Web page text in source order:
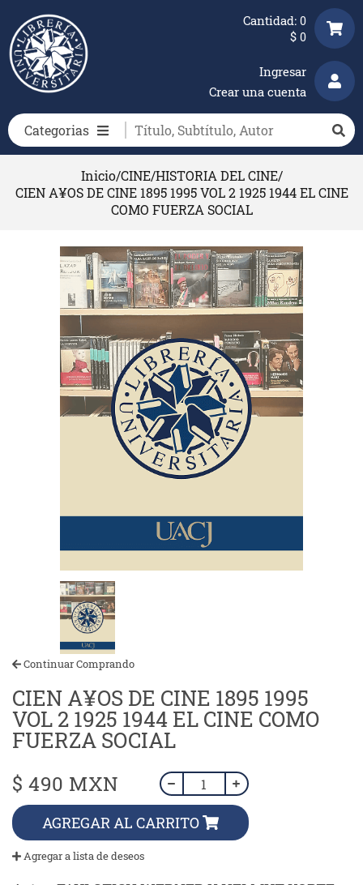
Categorias
Ingresar
Crear una cuenta
Cantidad: 0
$ 0
Inicio/CINE/HISTORIA DEL CINE/
CIEN A¥OS DE CINE 1895 1995 VOL 2 1925 1944 EL CINE
COMO FUERZA SOCIAL
Continuar Comprando
CIEN A¥OS DE CINE 1895 1995
VOL 2 1925 1944 EL CINE COMO
FUERZA SOCIAL
$ 490 MXN
AGREGAR AL CARRITO
Agregar a lista de deseos